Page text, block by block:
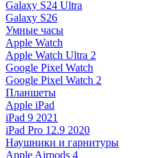
Galaxy S24 Ultra
Galaxy S26
Умные часы
Apple Watch
Apple Watch Ultra 2
Google Pixel Watch
Google Pixel Watch 2
Планшеты
Apple iPad
iPad 9 2021
iPad Pro 12.9 2020
Наушники и гарнитуры
Apple Airpods 4